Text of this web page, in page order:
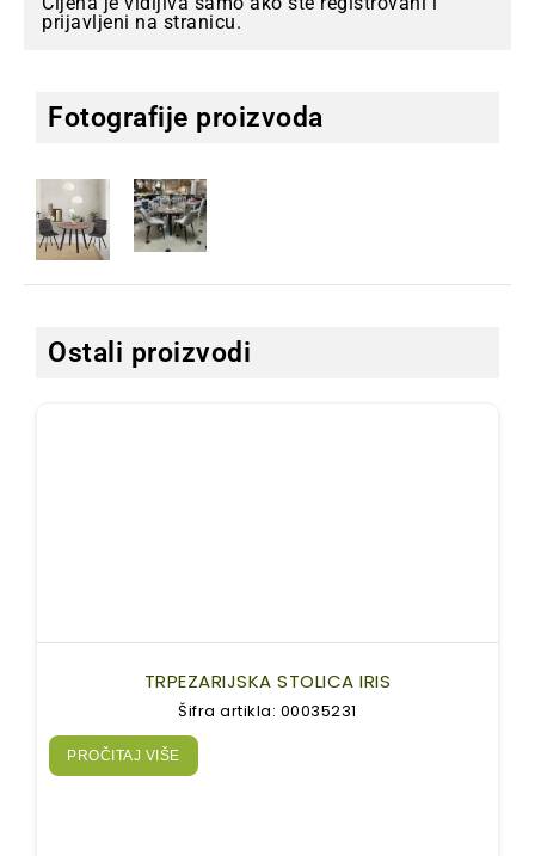
prijavljeni na stranicu.
Fotografije proizvoda
Ostali proizvodi
TRPEZARIJSKA STOLICA IRIS
Šifra artikla: 00035231
PROČITAJ VIŠE